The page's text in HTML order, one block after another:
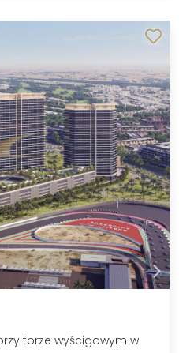
torze wyścigowym w